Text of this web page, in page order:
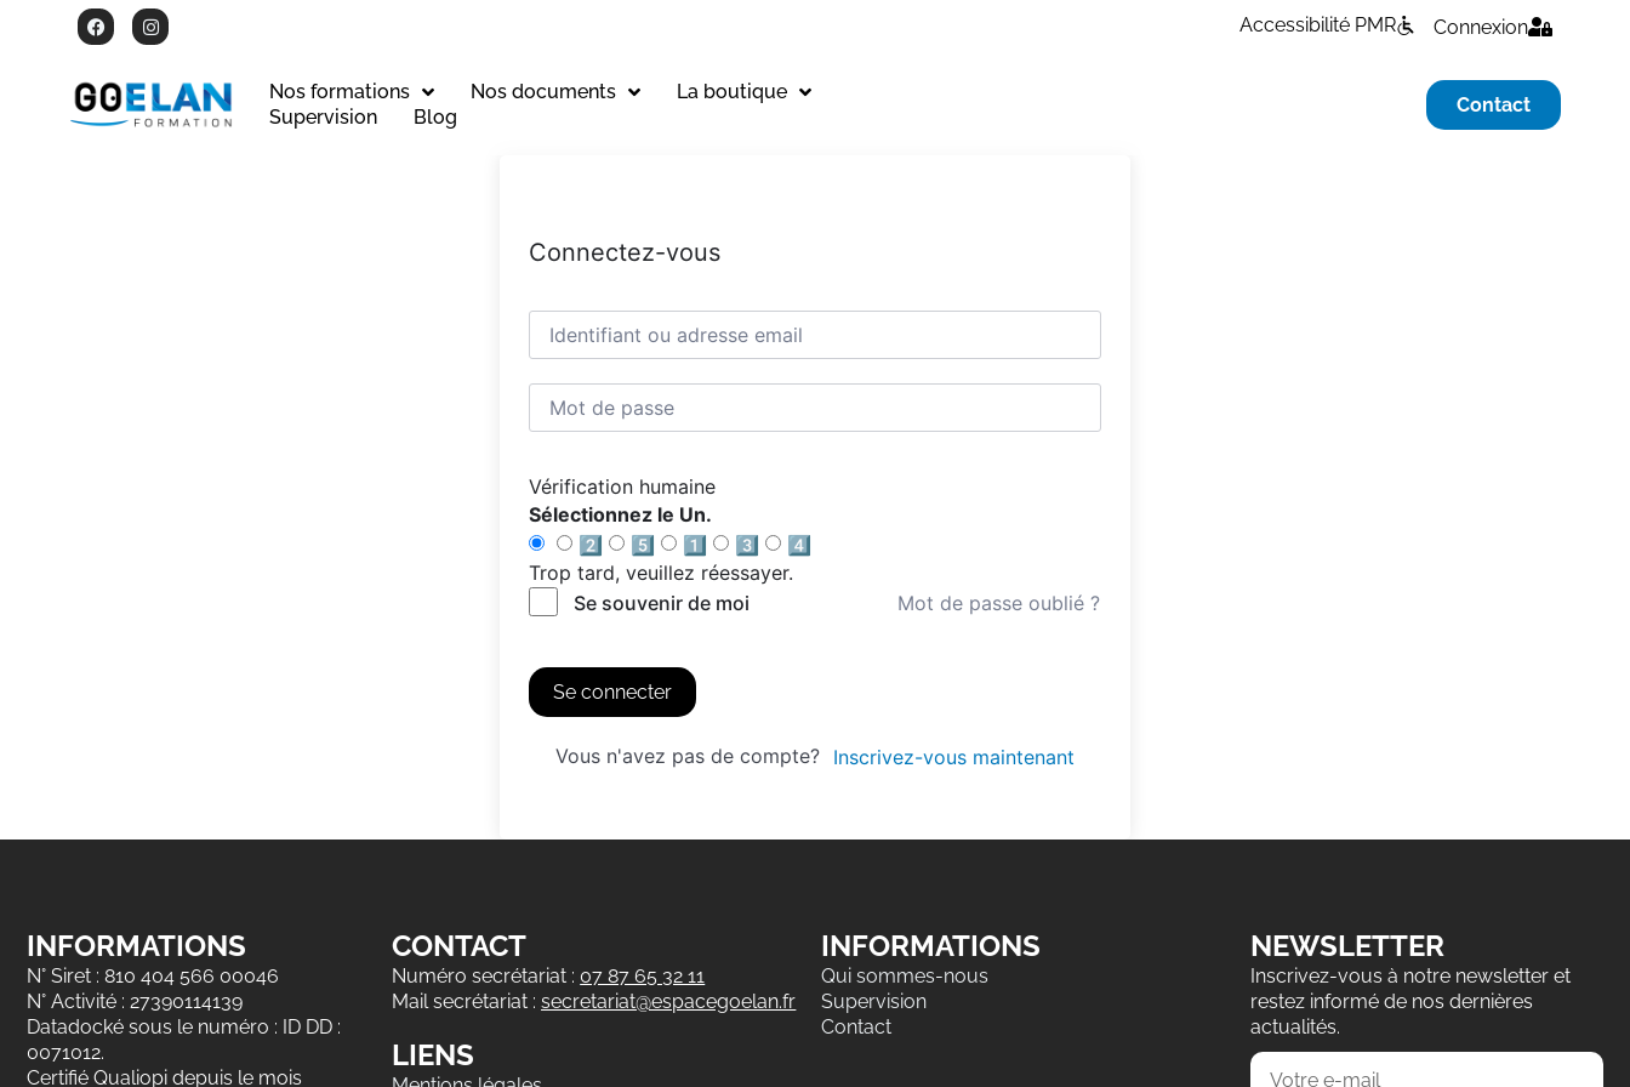
Accessibilité PMR Connexion
Nos formations Nos documents
La boutique
Supervision
Blog
Contact
Connectez-vous
Vérification humaine
Sélectionnez le Un.
2️⃣
5️⃣ 1️⃣ 3️⃣
4️⃣
Trop tard, veuillez réessayer.
Se souvenir de moi
Mot de passe oublié ?
Se connecter
Vous n'avez pas de compte? Inscrivez-vous maintenant
INFORMATIONS
N° Siret : 810 404 566 00046
N° Activité : 27390114139
Datadocké sous le numéro : ID DD :
0071012.
Certifié Qualiopi depuis le mois
CONTACT
Numéro secrétariat : 07 87 65 32 11
Mail secrétariat :secretariat@espacegoelan.fr
LIENS
INFORMATIONS
Qui sommes-nous
Supervision
Contact
NEWSLETTER
Inscrivez-vous à notre newsletter et
restez informé de nos dernières
actualités.